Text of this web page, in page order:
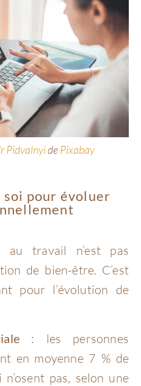
PidvalnyidePixabay
soi pour évoluer
au travail n’est pas
de bien-être. C’est
pour l’évolution de
: les personnes
en moyenne 7 % de
pas, selon une